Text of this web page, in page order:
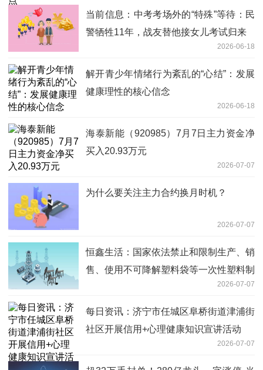
当前信息：中考考场外的“特殊”等待：民
警牺牲11年，战友替他接女儿考试归来
2026-06-18
解开青少年情绪行为紊乱的“心结”：发展
健康理性的核心信念
2026-06-18
海泰新能（920985）7月7日主力资金净
买入20.93万元
2026-07-07
为什么要关注主力合约换月时机？
2026-07-07
恒鑫生活：国家依法禁止和限制生产、销
售、使用不可降解塑料袋等一次性塑料制
2026-07-07
每日资讯：济宁市任城区阜桥街道津浦街
社区开展信用+心理健康知识宣讲活动
2026-07-07